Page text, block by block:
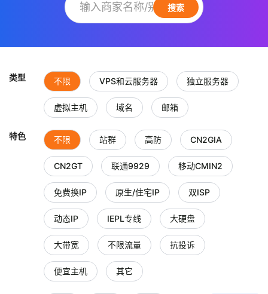
搜索
类型 不限 VPS和云服务器 独立服务器
虚拟主机 域名 邮箱
特色 不限 站群 高防 CN2GIA
CN2GT 联通9929 移动CMIN2
免费换IP 原生/住宅IP 双ISP
动态IP IEPL专线 大硬盘
大带宽 不限流量 抗投诉
便宜主机 其它